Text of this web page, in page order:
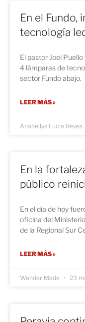
En el Fundo,
tecnología
El pastor Joel
4 lámparas de
sector Fundo abajo.
LEER MÁS »
Anabellys Lucia Reyes
En la
público
En el día de hoy
oficina del
de la Regional Sur
LEER MÁS »
Wender Made 23